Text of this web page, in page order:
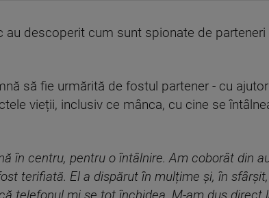
au descoperit cum sunt spionate de
să fie urmărită de fostul partener - cu
vieții, inclusiv ce mânca, cu cine se
în centru, pentru o întâlnire. Am coborât din
terifiată. El a dispărut în mulțime și, în